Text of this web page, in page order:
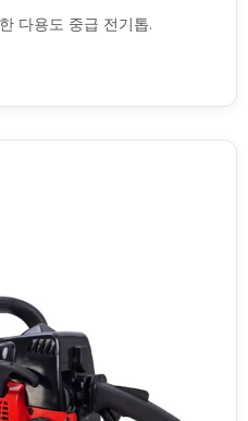
다용도 중급 전기톱.